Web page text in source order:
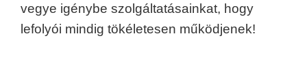
vegye igénybe szolgáltatásainkat, hogy
lefolyói mindig tökéletesen működjenek!